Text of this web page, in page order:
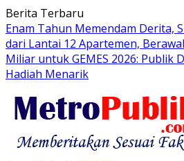
Langsung
ke
konten
Berita Terbaru
Enam Tahun Memendam Derita,
dari Lantai 12 Apartemen,
Miliar untuk GEMES 2026:
Hadiah Menarik